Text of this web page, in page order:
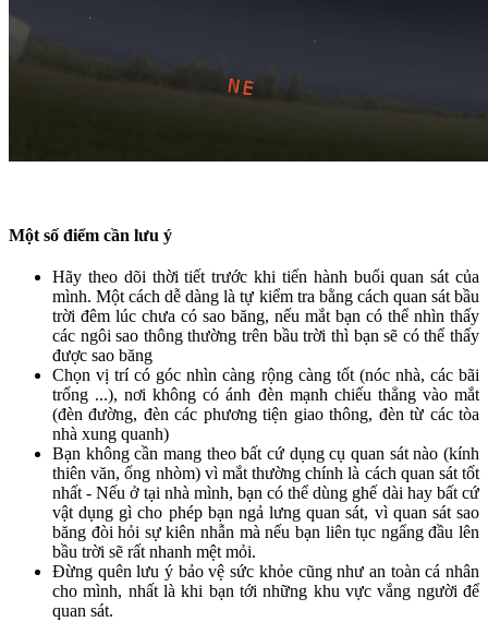
Một số điểm cần lưu ý
Hãy theo dõi thời tiết trước khi tiến hành buổi quan sát của
mình. Một cách dễ dàng là tự kiểm tra bằng cách quan sát bầu
trời đêm lúc chưa có sao băng, nếu mắt bạn có thể nhìn thấy
các ngôi sao thông thường trên bầu trời thì bạn sẽ có thể thấy
được sao băng
Chọn vị trí có góc nhìn càng rộng càng tốt (nóc nhà, các bãi
trống ...), nơi không có ánh đèn mạnh chiếu thẳng vào mắt
(đèn đường, đèn các phương tiện giao thông, đèn từ các tòa
nhà xung quanh)
Bạn không cần mang theo bất cứ dụng cụ quan sát nào (kính
thiên văn, ống nhòm) vì mắt thường chính là cách quan sát tốt
nhất - Nếu ở tại nhà mình, bạn có thể dùng ghế dài hay bất cứ
vật dụng gì cho phép bạn ngả lưng quan sát, vì quan sát sao
băng đòi hỏi sự kiên nhẫn mà nếu bạn liên tục ngẩng đầu lên
bầu trời sẽ rất nhanh mệt mỏi.
Đừng quên lưu ý bảo vệ sức khỏe cũng như an toàn cá nhân
cho mình, nhất là khi bạn tới những khu vực vắng người để
quan sát.